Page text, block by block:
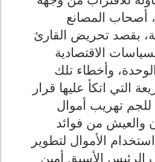
أصحاب المصانع
بقصد تحريض القارئ
الاقتصادية
وأخطاء تلك
التي اتكأ عليها قرار
للجم تهريب أموال
والعيش من فوائد
الأموال لتطوير
الرئيس الأسبق أمين